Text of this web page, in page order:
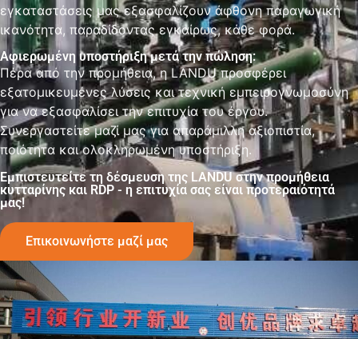
εγκαταστάσεις μας εξασφαλίζουν άφθονη παραγωγική
ικανότητα, παραδίδοντας εγκαίρως, κάθε φορά.
Αφιερωμένη υποστήριξη μετά την πώληση:
Πέρα από την προμήθεια, η LANDU προσφέρει
εξατομικευμένες λύσεις και τεχνική εμπειρογνωμοσύνη
για να εξασφαλίσει την επιτυχία του έργου.
Συνεργαστείτε μαζί μας για απαράμιλλη αξιοπιστία,
ποιότητα και ολοκληρωμένη υποστήριξη.
Εμπιστευτείτε τη δέσμευση της LANDU στην προμήθεια
κυτταρίνης και RDP - η επιτυχία σας είναι προτεραιότητά
μας!
Επικοινωνήστε μαζί μας